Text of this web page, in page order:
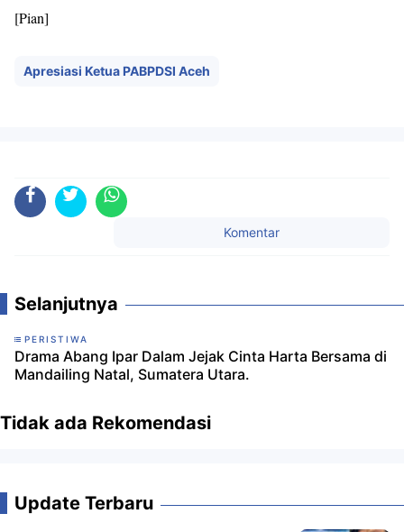
[Pian]
Apresiasi Ketua PABPDSI Aceh
Komentar
Selanjutnya
PERISTIWA
Drama Abang Ipar Dalam Jejak Cinta Harta Bersama di
Mandailing Natal, Sumatera Utara.
Tidak ada Rekomendasi
Update Terbaru